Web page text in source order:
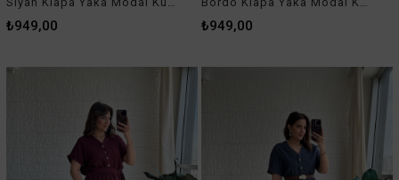
₺949,00 ₺949,00